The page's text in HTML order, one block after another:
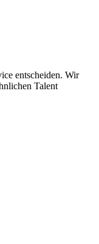
entscheiden. Wir
Talent